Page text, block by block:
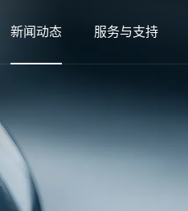
新闻动态 服务与支持